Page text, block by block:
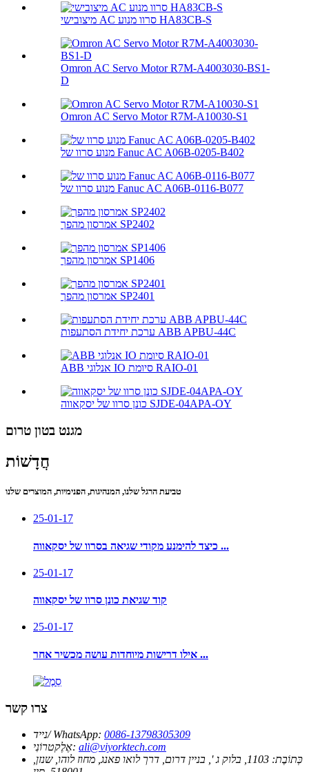
מיצובישי AC סרוו מנוע HA83CB-S
Omron AC Servo Motor R7M-A4003030-BS1-
D
Omron AC Servo Motor R7M-A10030-S1
מנוע סרוו של Fanuc AC A06B-0205-B402
מנוע סרוו של Fanuc AC A06B-0116-B077
אמרסון מהפך SP2402
אמרסון מהפך SP1406
אמרסון מהפך SP2401
ערכת יחידת הסתעפות ABB APBU-44C
ABB אנלוגי IO סיומת RAIO-01
כונן סרוו של יסקאווה SJDE-04APA-OY
מגנט בטון טרום
חֲדָשׁוֹת
טביעת הרגל שלנו, המנהיגות, הפנימיות, המוצרים שלנו
25-01-17
כיצד להימנע מקודי שגיאה בסרוו של יסקאווה ...
25-01-17
קוד שגיאת כונן סרוו של יסקאווה
25-01-17
אילו דרישות מיוחדות עושה מכשיר אחר ...
צרו קשר
נייד/ WhatsApp: 0086-13798305309
אֶלֶקטרוֹנִי: ali@viyorktech.com
כְּתוֹבֶת:
1103, בלוק ג ', בניין דרום, דרך לואו פאנג, מחוז לוהו, שנזן,